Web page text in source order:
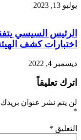
يوليو 13, 2023
الرئيس السيسي
اختبارات كشف
ديسمبر 4, 2022
اترك تعليقاً
لن يتم نشر عنوان بريدك
*
التعليق *